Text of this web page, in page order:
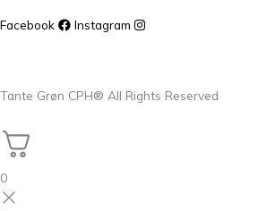
Facebook Instagram
Tante Grøn CPH® All Rights Reserved
0